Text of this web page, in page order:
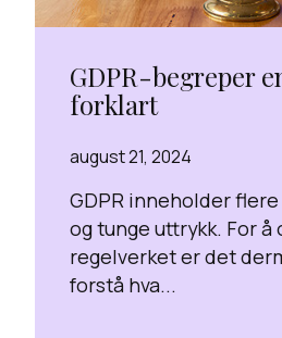
GDPR-begreper
forklart
august 21, 2024
GDPR inneholder
og tunge uttrykk. For å
regelverket er det
forstå hva...